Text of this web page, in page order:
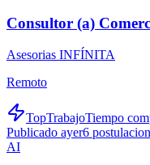
Consultor (a)
Asesorias INFÍNITA
Remoto
TopTrabajoTiempo
Publicado ayer6
AI